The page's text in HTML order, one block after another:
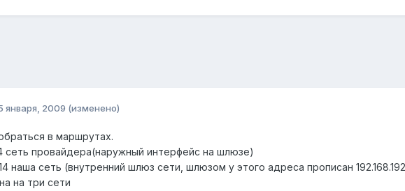
января, 2009 (изменено)
в маршрутах.
сеть провайдера(наружный интерфейс на шлюзе)
14 наша сеть (внутренний шлюз сети, шлюзом у этого адреса прописан
на три сети